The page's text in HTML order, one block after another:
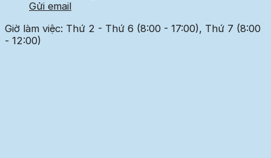
Gửi email
Giờ làm việc: Thứ 2 - Thứ 6 (8:00 - 17:00), Thứ 7 (8:00
- 12:00)